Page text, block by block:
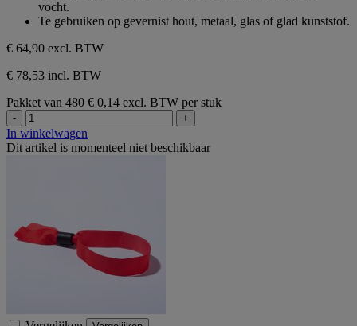
vocht.
Te gebruiken op gevernist hout, metaal, glas of glad kunststof.
€ 64,90 excl. BTW
€ 78,53 incl. BTW
Pakket van 480 € 0,14 excl. BTW per stuk
- +
In winkelwagen
Dit artikel is momenteel niet beschikbaar